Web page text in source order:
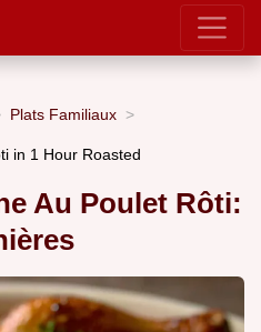
Plats Familiaux
in 1 Hour Roasted
Au Poulet Rôti: